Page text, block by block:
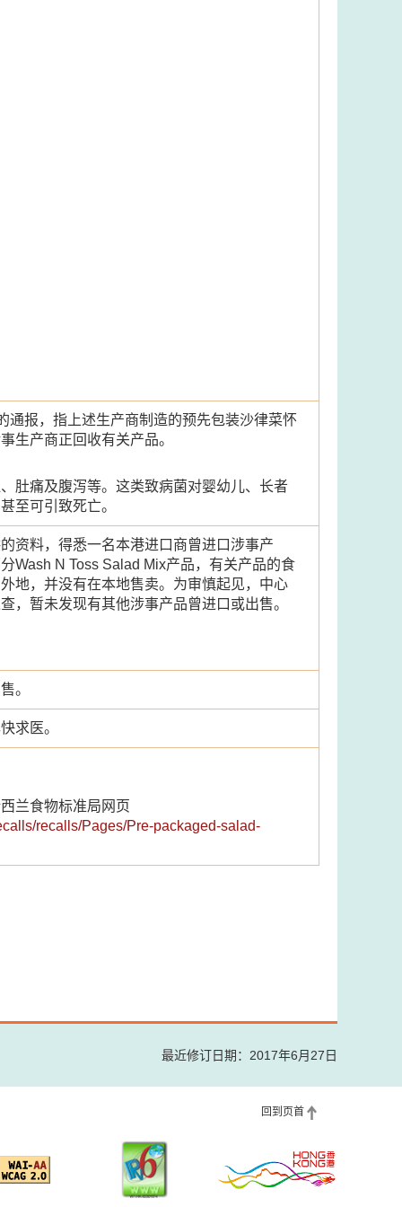
通报，指上述生产商制造的预先包装沙律菜怀
生产商正回收有关产品。
肚痛及腹泻等。这类致病菌对婴幼儿、长者
至可引致死亡。
资料，得悉一名本港进口商曾进口涉事产
Wash N Toss Salad Mix产品，有关产品的食
地，并没有在本地售卖。为审慎起见，中心
，暂未发现有其他涉事产品曾进口或出售。
。
求医。
兰食物标准局网页
recalls/Pages/Pre-packaged-salad-
最近修订日期：2017年6月27日
回到页首